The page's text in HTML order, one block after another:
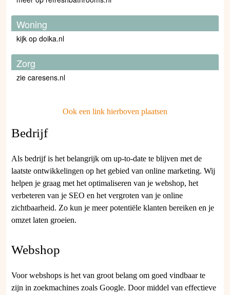
Woning
kijk op doika.nl
Zorg
zie caresens.nl
Ook een link hierboven plaatsen
Bedrijf
Als bedrijf is het belangrijk om up-to-date te blijven met de
laatste ontwikkelingen op het gebied van online marketing. Wij
helpen je graag met het optimaliseren van je webshop, het
verbeteren van je SEO en het vergroten van je online
zichtbaarheid. Zo kun je meer potentiële klanten bereiken en je
omzet laten groeien.
Webshop
Voor webshops is het van groot belang om goed vindbaar te
zijn in zoekmachines zoals Google. Door middel van effectieve